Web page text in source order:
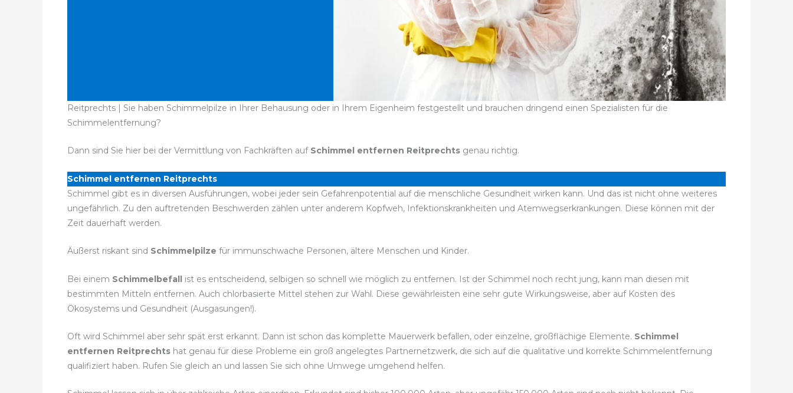
Reitprechts | Sie haben Schimmelpilze in Ihrer Behausung oder in Ihrem Eigenheim festgestellt und brauchen dringend einen Spezialisten für die
Schimmelentfernung?
Dann sind Sie hier bei der Vermittlung von Fachkräften auf Schimmel entfernen Reitprechts genau richtig.
Schimmel entfernen Reitprechts
Schimmel gibt es in diversen Ausführungen, wobei jeder sein Gefahrenpotential auf die menschliche Gesundheit wirken kann. Und das ist nicht ohne weiteres
ungefährlich. Zu den auftretenden Beschwerden zählen unter anderem Kopfweh, Infektionskrankheiten und Atemwegserkrankungen. Diese können mit der
Zeit dauerhaft werden.
Äußerst riskant sind Schimmelpilze für immunschwache Personen, ältere Menschen und Kinder.
Bei einem Schimmelbefall ist es entscheidend, selbigen so schnell wie möglich zu entfernen. Ist der Schimmel noch recht jung, kann man diesen mit
bestimmten Mitteln entfernen. Auch chlorbasierte Mittel stehen zur Wahl. Diese gewährleisten eine sehr gute Wirkungsweise, aber auf Kosten des
Ökosystems und Gesundheit (Ausgasungen!).
Oft wird Schimmel aber sehr spät erst erkannt. Dann ist schon das komplette Mauerwerk befallen, oder einzelne, großflächige Elemente. Schimmel
entfernen Reitprechts hat genau für diese Probleme ein groß angelegtes Partnernetzwerk, die sich auf die qualitative und korrekte Schimmelentfernung
qualifiziert haben. Rufen Sie gleich an und lassen Sie sich ohne Umwege umgehend helfen.